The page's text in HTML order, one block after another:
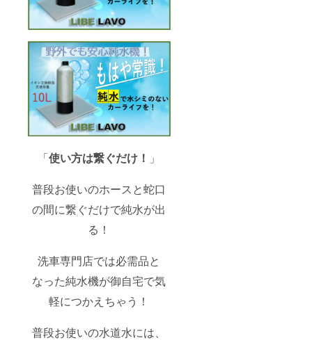
「使い方は繋ぐだけ！ 」
普段お使いのホースと蛇口
の間に繋ぐだけで純水が出
る！
洗車専門店では必需品と
なった純水機が御自宅で気
軽につかえちゃう！
普段お使いの水道水には、